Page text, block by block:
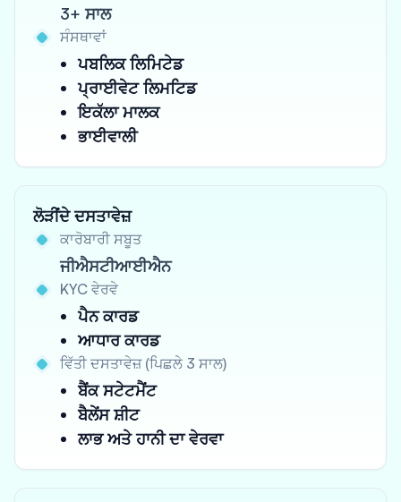
3+ ਸਾਲ
ਸੰਸਥਾਵਾਂ
ਪਬਲਿਕ ਲਿਮਿਟੇਡ
ਪ੍ਰਾਈਵੇਟ ਲਿਮਟਿਡ
ਇਕੱਲਾ ਮਾਲਕ
ਭਾਈਵਾਲੀ
ਲੋੜੀਂਦੇ ਦਸਤਾਵੇਜ਼
ਕਾਰੋਬਾਰੀ ਸਬੂਤ
ਜੀਐਸਟੀਆਈਐਨ
KYC ਵੇਰਵੇ
ਪੈਨ ਕਾਰਡ
ਆਧਾਰ ਕਾਰਡ
ਵਿੱਤੀ ਦਸਤਾਵੇਜ਼ (ਪਿਛਲੇ 3 ਸਾਲ)
ਬੈਂਕ ਸਟੇਟਮੈਂਟ
ਬੈਲੇਂਸ ਸ਼ੀਟ
ਲਾਭ ਅਤੇ ਹਾਨੀ ਦਾ ਵੇਰਵਾ